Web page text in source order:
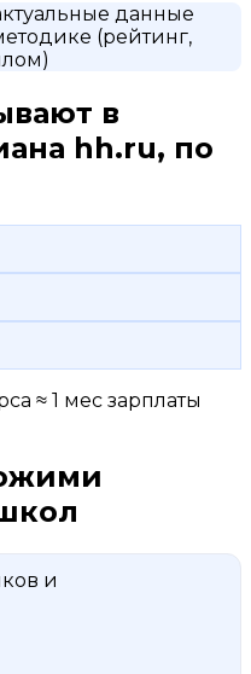
данные
(рейтинг,
в
hh.ru, по
≈ 1 мес зарплаты
и